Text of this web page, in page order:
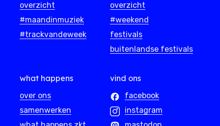
overzicht
#maandinmuziek
#trackvandeweek
overzicht
#weekend
festivals
buitenlandse festivals
what happens
over ons
samenwerken
vind ons
facebook
instagram